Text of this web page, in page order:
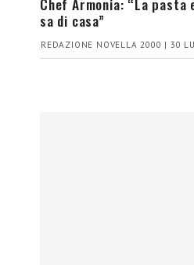
Chef Armonia: “La pasta
sa di casa”
REDAZIONE NOVELLA 2000 | 30